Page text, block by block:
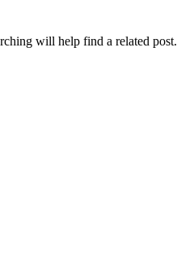
will help find a related post.